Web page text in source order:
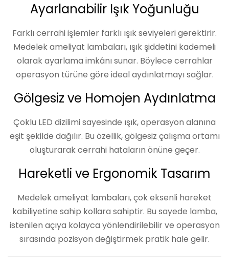
Ayarlanabilir Işık Yoğunluğu
Farklı cerrahi işlemler farklı ışık seviyeleri gerektirir.
Medelek ameliyat lambaları, ışık şiddetini kademeli
olarak ayarlama imkânı sunar. Böylece cerrahlar
operasyon türüne göre ideal aydınlatmayı sağlar.
Gölgesiz ve Homojen Aydınlatma
Çoklu LED dizilimi sayesinde ışık, operasyon alanına
eşit şekilde dağılır. Bu özellik, gölgesiz çalışma ortamı
oluşturarak cerrahi hataların önüne geçer.
Hareketli ve Ergonomik Tasarım
Medelek ameliyat lambaları, çok eksenli hareket
kabiliyetine sahip kollara sahiptir. Bu sayede lamba,
istenilen açıya kolayca yönlendirilebilir ve operasyon
sırasında pozisyon değiştirmek pratik hale gelir.